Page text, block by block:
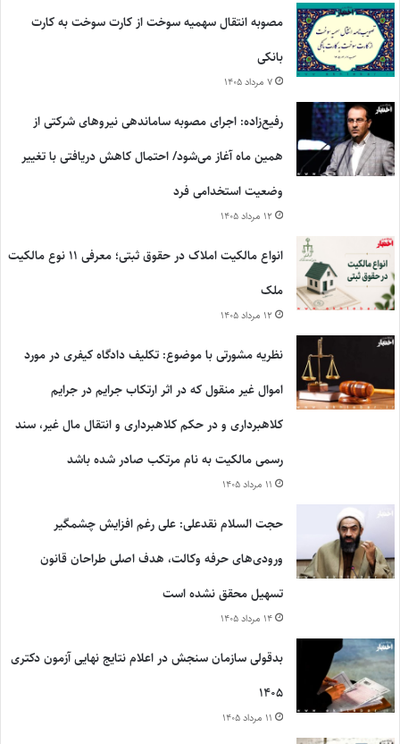
مصوبه انتقال سهمیه سوخت از کارت سوخت به کارت
بانکی
۷ مرداد ۱۴۰۵
رفیع‌زاده: اجرای مصوبه ساماندهی نیروهای شرکتی از
همین ماه آغاز می‌شود/ احتمال کاهش دریافتی با تغییر
وضعیت استخدامی فرد
۱۲ مرداد ۱۴۰۵
انواع مالکیت املاک در حقوق ثبتی؛ معرفی ۱۱ نوع مالکیت
ملک
۱۲ مرداد ۱۴۰۵
نظریه مشورتی با موضوع: تکلیف دادگاه کیفری در مورد
اموال غیر منقول که در اثر ارتکاب جرایم در جرایم
کلاهبرداری و در حکم کلاهبرداری و انتقال مال غیر، سند
رسمی مالکیت به نام مرتکب صادر شده باشد
۱۱ مرداد ۱۴۰۵
حجت السلام نقدعلی: علی رغم افزایش چشمگیر
ورودی‌های حرفه وکالت، هدف اصلی طراحان قانون
تسهیل محقق نشده است
۱۴ مرداد ۱۴۰۵
بدقولی سازمان سنجش در اعلام نتایج نهایی آزمون دکتری
۱۴۰۵
۱۱ مرداد ۱۴۰۵